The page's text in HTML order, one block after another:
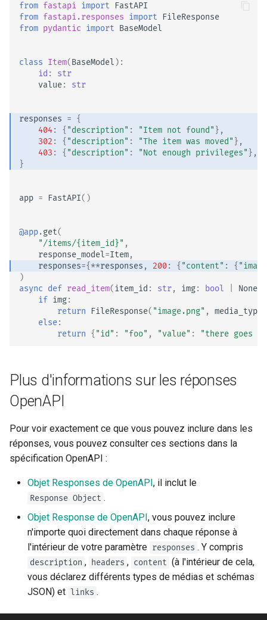
from fastapi import
FastAPI
from fastapi.responses import
FileResponse
from pydantic import BaseModel
class Item(BaseModel ):
id :
str
value: str
responses = {
404: { "description" : "Item not found" },
302 : { "description" : "The item was moved" },
403 : { "description" : "Not enough privileges" },
}
app = FastAPI()
@app.get(
"/items/{item_id}" ,
response_model=Item,
responses={**responses , 200: { "content" : {
)
async def read_item(item_id : str, img: bool None
if img:
return
FileResponse( "image.png" , media_type
else:
return { "id" : "foo" , "value" : "there goes
Plus d'informations sur les réponses
OpenAPI
Pour voir exactement ce que vous pouvez inclure dans les
réponses, vous pouvez consulter ces sections dans la
spécification OpenAPI :
Objet Responses de OpenAPI, il inclut le
Response Object .
Objet Response de OpenAPI, vous pouvez inclure
n'importe quoi directement dans chaque réponse à
l'intérieur de votre paramètre responses . Y compris
description , headers , content (à l'intérieur de cela,
vous déclarez différents types de médias et schémas
JSON) et links .